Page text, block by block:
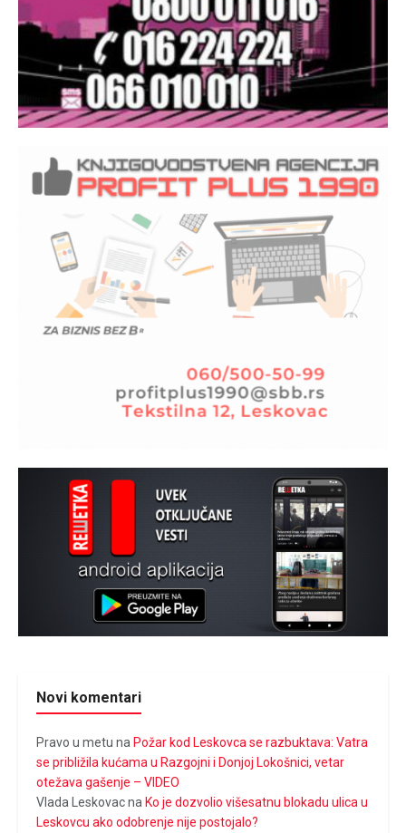
Novi komentari
Pravo u metu na Požar kod Leskovca se razbuktava: Vatra
se približila kućama u Razgojni i Donjoj Lokošnici, vetar
otežava gašenje – VIDEO
Vlada Leskovacna Ko je dozvolio višesatnu blokadu ulica u
Leskovcu ako odobrenje nije postojalo?